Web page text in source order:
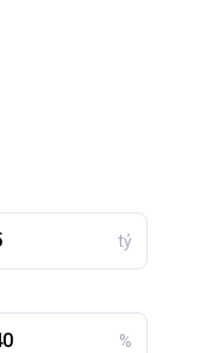
tỷ
%